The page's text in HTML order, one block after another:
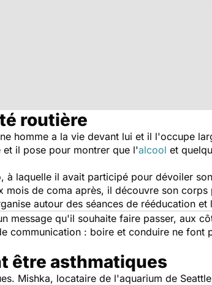
routière
homme a la vie devant lui et il l'occupe
il pose pour montrer que l'alcool et
à laquelle il avait participé pour dévoiler
de coma après, il découvre son corps
autour des séances de rééducation
message qu'il souhaite faire passer, aux
communication : boire et conduire ne font
être asthmatiques
Mishka, locataire de l'aquarium de